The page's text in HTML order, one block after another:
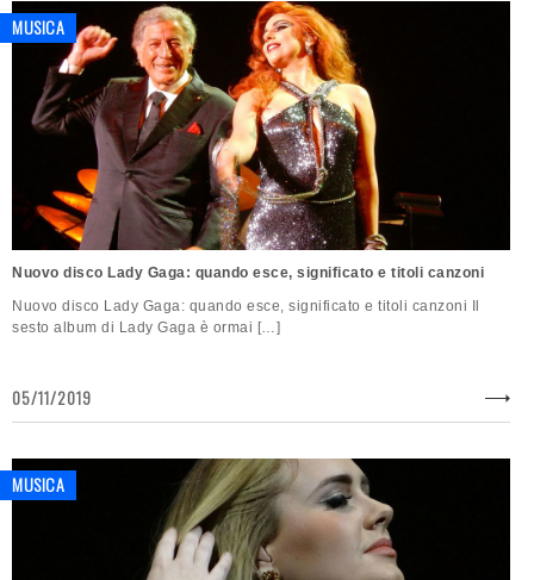
MUSICA
Nuovo disco Lady Gaga: quando esce, significato e titoli canzoni
Nuovo disco Lady Gaga: quando esce, significato e titoli canzoni Il
sesto album di Lady Gaga è ormai […]
05/11/2019
MUSICA